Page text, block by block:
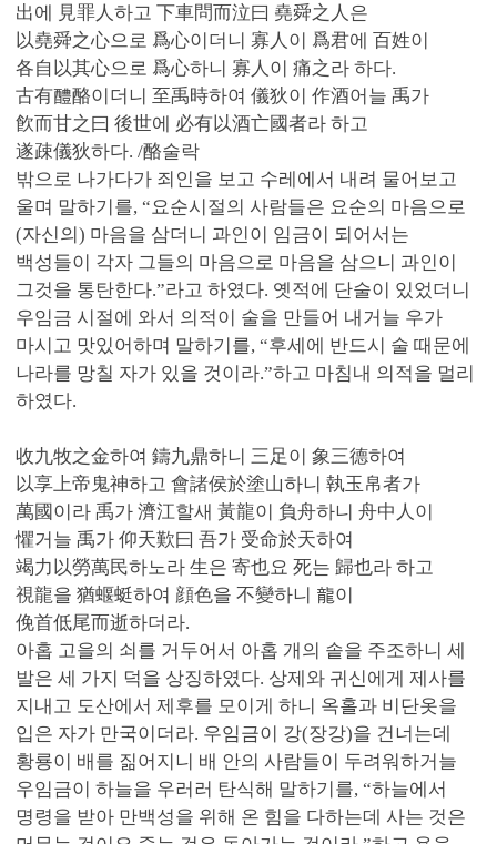
出에 見罪人하고 下車問而泣曰 堯舜之人은
以堯舜之心으로 爲心이더니 寡人이 爲君에 百姓이
各自以其心으로 爲心하니 寡人이 痛之라 하다.
古有醴酪이더니 至禹時하여 儀狄이 作酒어늘 禹가
飮而甘之曰 後世에 必有以酒亡國者라 하고
遂疎儀狄하다. /酪술락
밖으로 나가다가 죄인을 보고 수레에서 내려 물어보고
울며 말하기를, “요순시절의 사람들은 요순의 마음으로
(자신의) 마음을 삼더니 과인이 임금이 되어서는
백성들이 각자 그들의 마음으로 마음을 삼으니 과인이
그것을 통탄한다.”라고 하였다. 옛적에 단술이 있었더니
우임금 시절에 와서 의적이 술을 만들어 내거늘 우가
마시고 맛있어하며 말하기를, “후세에 반드시 술 때문에
나라를 망칠 자가 있을 것이라.”하고 마침내 의적을 멀리
하였다.
收九牧之金하여 鑄九鼎하니 三足이 象三德하여
以享上帝鬼神하고 會諸侯於塗山하니 執玉帛者가
萬國이라 禹가 濟江할새 黃龍이 負舟하니 舟中人이
懼거늘 禹가 仰天歎曰 吾가 受命於天하여
竭力以勞萬民하노라 生은 寄也요 死는 歸也라 하고
視龍을 猶蝘蜓하여 顔色을 不變하니 龍이
俛首低尾而逝하더라.
아홉 고을의 쇠를 거두어서 아홉 개의 솥을 주조하니 세
발은 세 가지 덕을 상징하였다. 상제와 귀신에게 제사를
지내고 도산에서 제후를 모이게 하니 옥홀과 비단옷을
입은 자가 만국이더라. 우임금이 강(장강)을 건너는데
황룡이 배를 짊어지니 배 안의 사람들이 두려워하거늘
우임금이 하늘을 우러러 탄식해 말하기를, “하늘에서
명령을 받아 만백성을 위해 온 힘을 다하는데 사는 것은